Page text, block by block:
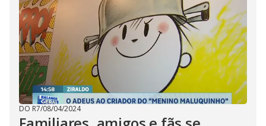
DO R7/08/04/2024